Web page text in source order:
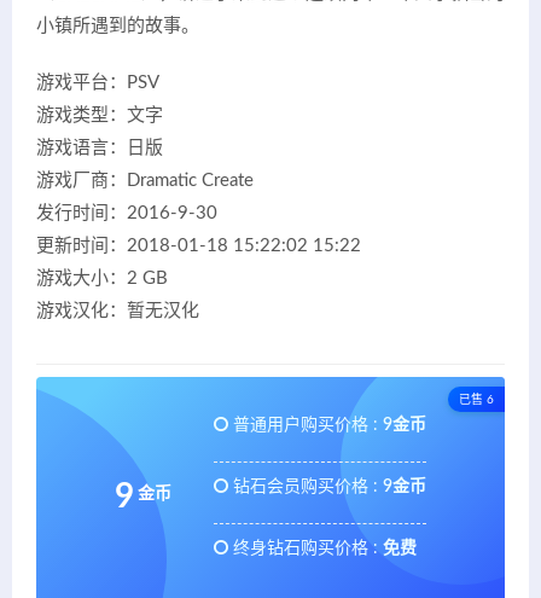
小镇所遇到的故事。
游戏平台：PSV
游戏类型：文字
游戏语言：日版
游戏厂商：Dramatic Create
发行时间：2016-9-30
更新时间：2018-01-18 15:22:02 15:22
游戏大小：2 GB
游戏汉化：暂无汉化
已售 6
9 金币
普通用户购买价格 : 9金币
钻石会员购买价格 : 9金币
终身钻石购买价格 : 免费